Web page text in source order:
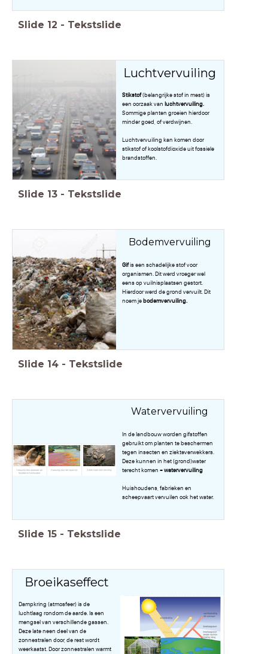
Slide 12 - Tekstslide
Luchtvervuiling
Stikstof(belangrijke stof in mest) is
een oorzaak vanluchtvervuiling.
Sommige planten groeien hierdoor
minder goed, of verdwijnen.
Luchtvervuiling kan komen door
stikstof of koolstofdioxide uit fossiele
brandstoffen.
Slide 13 - Tekstslide
Bodemvervuiling
Gifis een schadelijke stof voor
organismen. Dit werd vroeger wel
eens op vuilnisplaatsen gestort.
Hierdoor werd de grond vervuilt. Dit
noem jebodemvervuiling.
Slide 14 - Tekstslide
Watervervuiling
In de landbouw worden gifstoffen
gebruikt om planten te beschermen
tegen insecten en ziekteverwekkers.
Deze kunnen in het (grond)water
terecht komen =watervervuiling
Huishoudens, fabrieken en
scheepvaart vervuilen ook het water.
Slide 15 - Tekstslide
Broeikaseffect
Dampkring (atmosfeer) is de
luchtlaag rondom de aarde. Is een
mengsel van verschillende gassen.
Deze late neen deel van de
zonnestralen door, de rest wordt
weerkaatst. Door zonnestralen warmt